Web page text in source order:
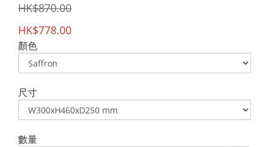
HK$870.00
HK$778.00
顏色
尺寸
數量